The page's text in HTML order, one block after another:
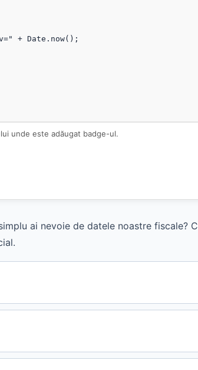
unde este adăugat badge-ul.
ai nevoie de datele noastre fiscale?